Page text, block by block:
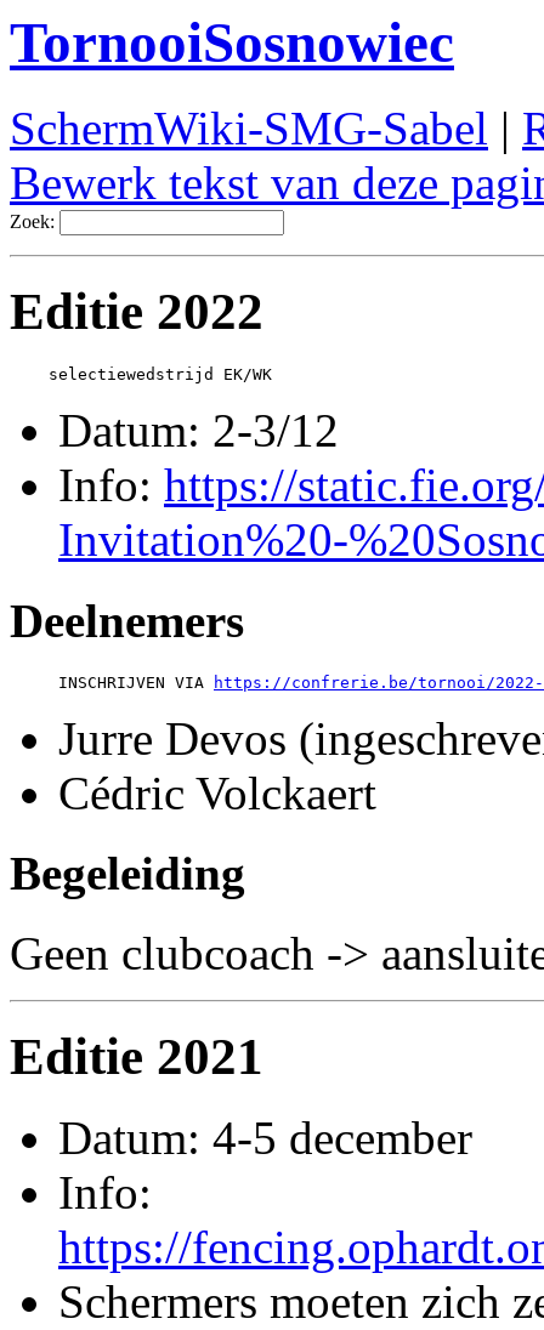
TornooiSosnowiec
SchermWiki-SMG-Sabel |
Bewerk tekst van deze
Zoek:
Editie 2022
Datum: 2-3/12
Info: https://
Invitation%20-
Deelnemers
     INSCHRIJVEN VIA
https://confrerie.be/tornooi/2022-
Jurre Devos
Cédric Volckaert
Begeleiding
Geen clubcoach ->
Editie 2021
Datum: 4-5 december
Info:
https://
Schermers moeten zich